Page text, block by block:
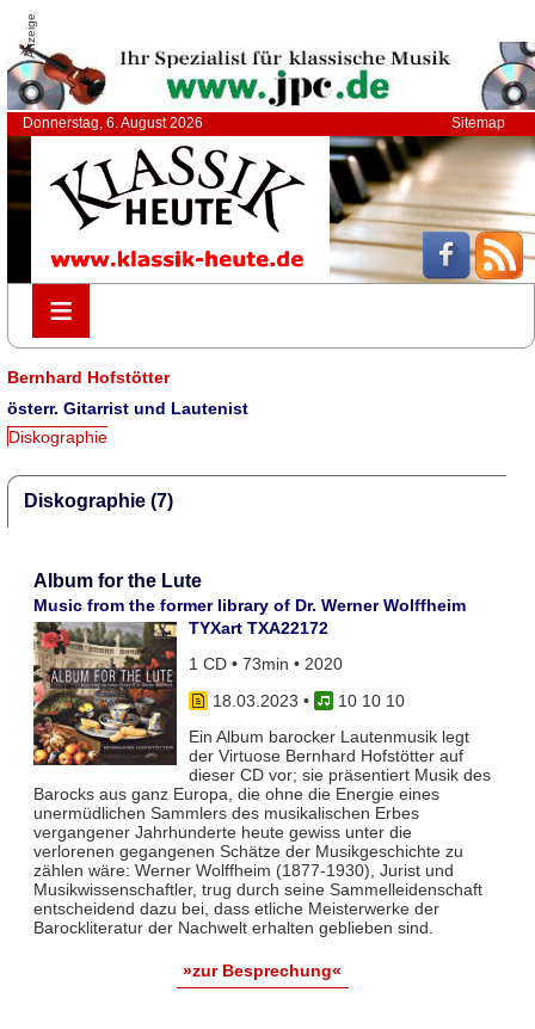
Anzeige
Donnerstag, 6. August 2026 Sitemap
≡
≡
Bernhard Hofstötter
österr. Gitarrist und Lautenist
Diskographie
Diskographie (7)
Album for the Lute
Music from the former library of Dr. Werner Wolffheim
TYXart TXA22172
1 CD • 73min • 2020
18.03.2023 •
10 10 10
Ein Album barocker Lautenmusik legt
der Virtuose Bernhard Hofstötter auf
dieser CD vor; sie präsentiert Musik des
Barocks aus ganz Europa, die ohne die Energie eines
unermüdlichen Sammlers des musikalischen Erbes
vergangener Jahrhunderte heute gewiss unter die
verlorenen gegangenen Schätze der Musikgeschichte zu
zählen wäre: Werner Wolffheim (1877-1930), Jurist und
Musikwissenschaftler, trug durch seine Sammelleidenschaft
entscheidend dazu bei, dass etliche Meisterwerke der
Barockliteratur der Nachwelt erhalten geblieben sind.
»zur Besprechung«